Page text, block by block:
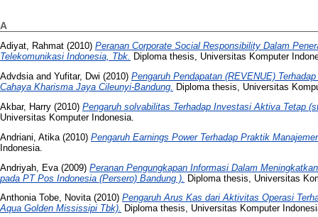
A
Adiyat, Rahmat (2010) Peranan Corporate Social Responsibility Dalam
Telekomunikasi Indonesia, Tbk. Diploma thesis, Universitas Komputer
Advdsiaand Yufitar, Dwi (2010) Pengaruh Pendapatan (REVENUE)
Cahaya Kharisma Jaya Cileunyi-Bandung. Diploma thesis, Universitas
Akbar, Harry (2010) Pengaruh solvabilitas Terhadap Investasi Aktiva Tetap
Universitas Komputer Indonesia.
Andriani, Atika (2010) Pengaruh Earnings Power Terhadap Praktik
Indonesia.
Andriyah, Eva (2009) Peranan Pengungkapan Informasi Dalam
pada PT Pos Indonesia (Persero) Bandung ). Diploma thesis, Universitas
Anthonia Tobe, Novita(2010) Pengaruh Arus Kas dari Aktivitas Operasi
Aqua Golden Mississipi Tbk). Diploma thesis, Universitas Komputer